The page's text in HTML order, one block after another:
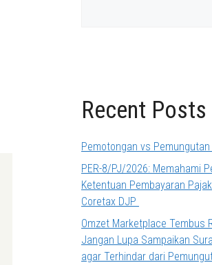
Recent Posts
Pemotongan vs Pemungutan
PER-8/PJ/2026: Memahami
Ketentuan Pembayaran
Coretax DJP
Omzet Marketplace Tembus
Jangan Lupa Sampaikan
agar Terhindar dari